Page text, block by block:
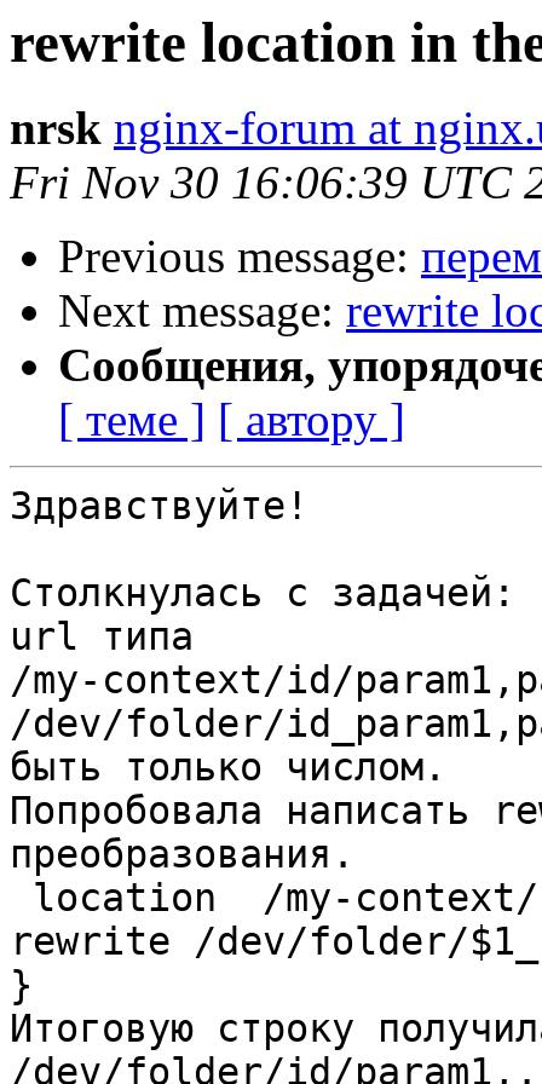
rewrite location in
nrsk nginx-forum at
Fri Nov 30 16:06:39 UTC
Previous message:
Next message: rewrite
Сообщения,
[ теме ] [ автору ]
Здравствуйте!
Столкнулась с задачей:
url типа
/my-context/id/
/dev/folder/
быть только числом.
Попробовала написать
преобразования.
rewrite /dev/folder/
}
Итоговую строку
/dev/folder/id/